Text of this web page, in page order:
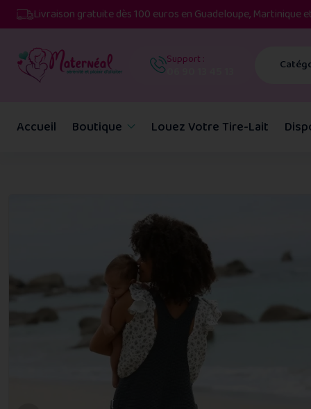
Livraison gratuite dès 100 euros en Guadeloupe, Martinique
Support :
Accueil Boutique Louez Votre Tire-Lait